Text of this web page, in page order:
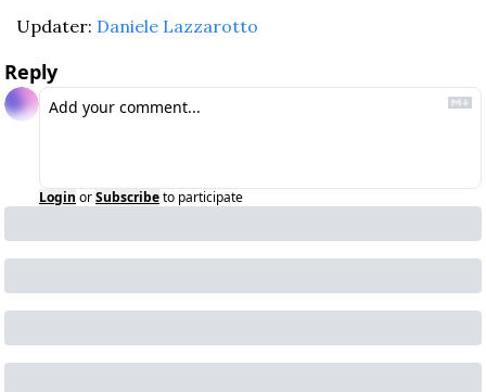
Updater: Daniele Lazzarotto
Reply
Login orSubscribeto participate